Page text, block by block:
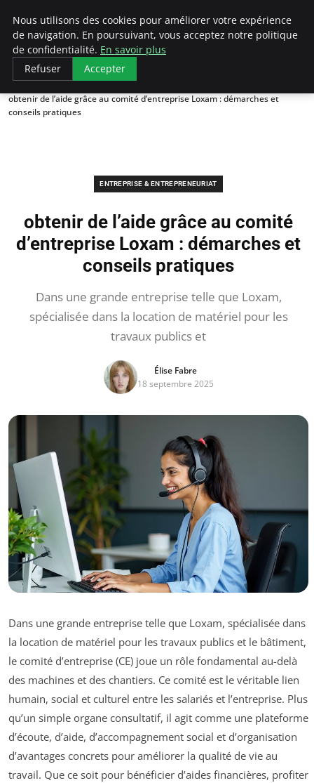
LECFCM
obtenir de l’aide grâce au comité d’entreprise Loxam : démarches et
conseils pratiques
ENTREPRISE & ENTREPRENEURIAT
obtenir de l’aide grâce au comité
d’entreprise Loxam : démarches et
conseils pratiques
Dans une grande entreprise telle que Loxam,
spécialisée dans la location de matériel pour les
travaux publics et
Élise Fabre
18 septembre 2025
Dans une grande entreprise telle que Loxam, spécialisée dans
la location de matériel pour les travaux publics et le bâtiment,
le comité d’entreprise (CE) joue un rôle fondamental au-delà
des machines et des chantiers. Ce comité est le véritable lien
humain, social et culturel entre les salariés et l’entreprise. Plus
qu’un simple organe consultatif, il agit comme une plateforme
d’écoute, d’aide, d’accompagnement social et d’organisation
d’avantages concrets pour améliorer la qualité de vie au
travail. Que ce soit pour bénéficier d’aides financières, profiter
Nous utilisons des cookies pour améliorer votre expérience
de navigation. En poursuivant, vous acceptez notre politique
de confidentialité. En savoir plus
Refuser
Accepter